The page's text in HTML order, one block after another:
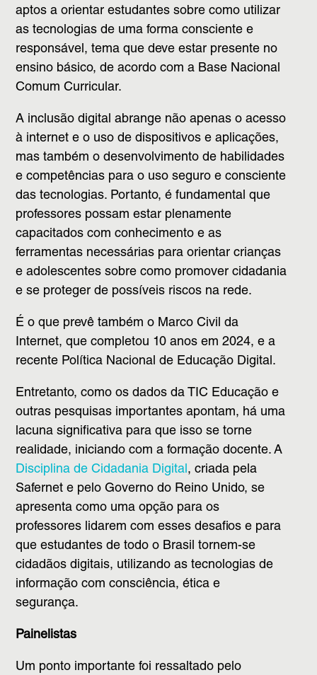
aptos a orientar estudantes sobre como utilizar
as tecnologias de uma forma consciente e
responsável, tema que deve estar presente no
ensino básico, de acordo com a Base Nacional
Comum Curricular.
A inclusão digital abrange não apenas o acesso
à internet e o uso de dispositivos e aplicações,
mas também o desenvolvimento de habilidades
e competências para o uso seguro e consciente
das tecnologias. Portanto, é fundamental que
professores possam estar plenamente
capacitados com conhecimento e as
ferramentas necessárias para orientar crianças
e adolescentes sobre como promover cidadania
e se proteger de possíveis riscos na rede.
É o que prevê também o Marco Civil da
Internet, que completou 10 anos em 2024, e a
recente Política Nacional de Educação Digital.
Entretanto, como os dados da TIC Educação e
outras pesquisas importantes apontam, há uma
lacuna significativa para que isso se torne
realidade, iniciando com a formação docente. A
Disciplina de Cidadania Digital, criada pela
Safernet e pelo Governo do Reino Unido, se
apresenta como uma opção para os
professores lidarem com esses desafios e para
que estudantes de todo o Brasil tornem-se
cidadãos digitais, utilizando as tecnologias de
informação com consciência, ética e
segurança.
Painelistas
Um ponto importante foi ressaltado pelo